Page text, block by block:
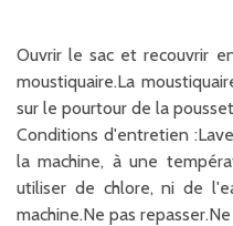
Ouvrir le sac et recouvrir
moustiquaire.La
sur le pourtour de la
Conditions d'entretien
la machine, à une
utiliser de chlore, ni de
machine.Ne pas